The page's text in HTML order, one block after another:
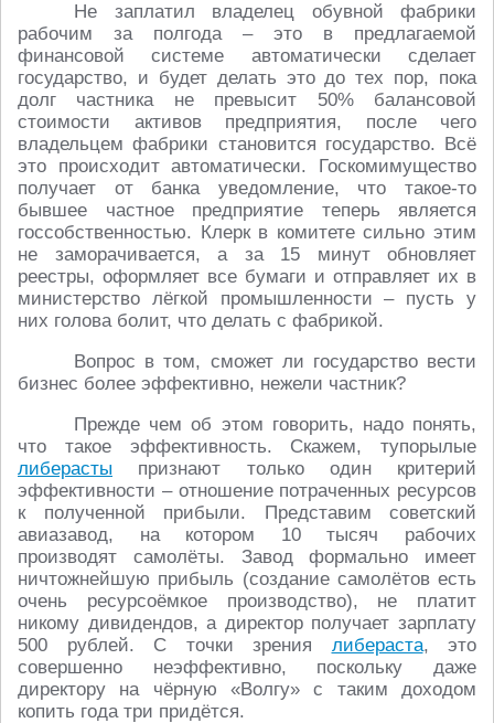
Не заплатил владелец обувной фабрики
рабочим за полгода – это в предлагаемой
финансовой системе автоматически сделает
государство, и будет делать это до тех пор, пока
долг частника не превысит 50% балансовой
стоимости активов предприятия, после чего
владельцем фабрики становится государство. Всё
это происходит автоматически. Госкомимущество
получает от банка уведомление, что такое-то
бывшее частное предприятие теперь является
госсобственностью. Клерк в комитете сильно этим
не заморачивается, а за 15 минут обновляет
реестры, оформляет все бумаги и отправляет их в
министерство лёгкой промышленности – пусть у
них голова болит, что делать с фабрикой.
Вопрос в том, сможет ли государство вести
бизнес более эффективно, нежели частник?
Прежде чем об этом говорить, надо понять,
что такое эффективность. Скажем, тупорылые
либерасты признают только один критерий
эффективности – отношение потраченных ресурсов
к полученной прибыли. Представим советский
авиазавод, на котором 10 тысяч рабочих
производят самолёты. Завод формально имеет
ничтожнейшую прибыль (создание самолётов есть
очень ресурсоёмкое производство), не платит
никому дивидендов, а директор получает зарплату
500 рублей. С точки зрения либераста, это
совершенно неэффективно, поскольку даже
директору на чёрную «Волгу» с таким доходом
копить года три придётся.